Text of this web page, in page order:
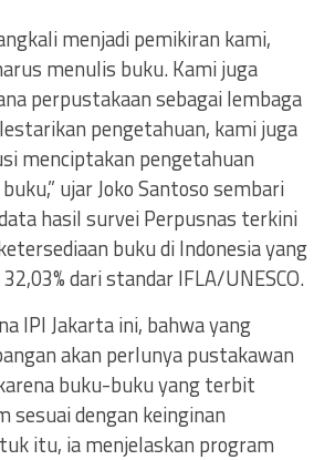
menjadi pemikiran kami,
menulis buku. Kami juga
perpustakaan sebagai lembaga
pengetahuan, kami juga
menciptakan pengetahuan
ujar Joko Santoso sembari
hasil survei Perpusnas terkini
buku di Indonesia yang
dari standar IFLA/UNESCO.
IPI Jakarta ini, bahwa yang
akan perlunya pustakawan
buku-buku yang terbit
sesuai dengan keinginan
itu, ia menjelaskan program